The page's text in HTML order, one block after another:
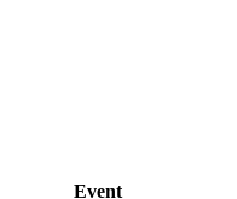
Event